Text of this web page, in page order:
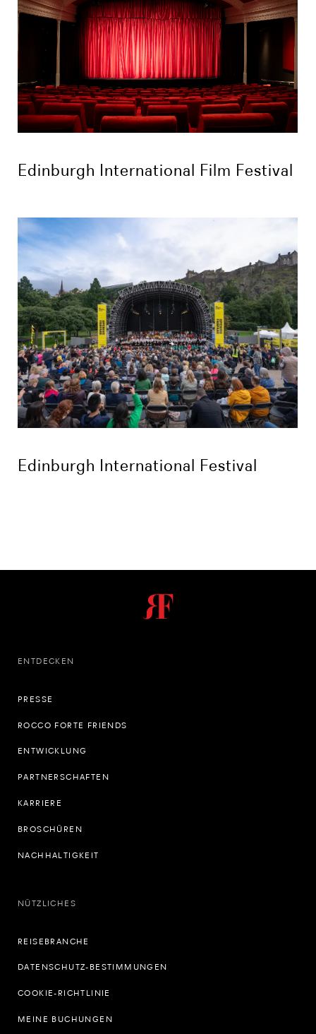
Edinburgh International Film Festival
Edinburgh International Festival
ENTDECKEN
PRESSE
ROCCO FORTE FRIENDS
ENTWICKLUNG
PARTNERSCHAFTEN
KARRIERE
BROSCHÜREN
NACHHALTIGKEIT
NÜTZLICHES
REISEBRANCHE
DATENSCHUTZ-BESTIMMUNGEN
COOKIE-RICHTLINIE
MEINE BUCHUNGEN